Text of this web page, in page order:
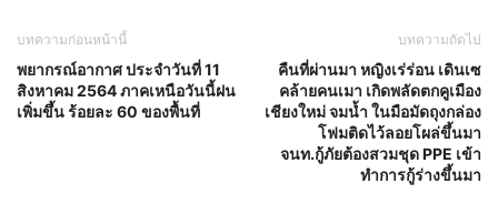
บทความก่อนหน้านี้
พยากรณ์อากาศ ประจำวันที่ 11
สิงหาคม 2564 ภาคเหนือวันนี้ฝน
เพิ่มขึ้น ร้อยละ 60 ของพื้นที่
บทความถัดไป
คืนที่ผ่านมา หญิงเร่ร่อน เดินเซ
คล้ายคนเมา เกิดพลัดตกคูเมือง
เชียงใหม่ จมน้ำ ในมือมัดถุงกล่อง
โฟมติดไว้ลอยโผล่ขึ้นมา
จนท.กู้ภัยต้องสวมชุด PPE เข้า
ทำการกู้ร่างขึ้นมา